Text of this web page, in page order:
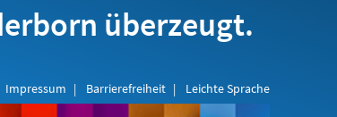
überzeugt.
Impressum Barrierefreiheit Leichte Sprache